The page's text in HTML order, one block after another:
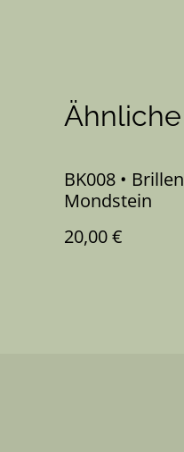
BK008 •
Mondstein
20,00 €